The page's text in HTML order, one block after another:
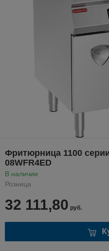
Фритюрница 1100
08WFR4ED
В наличии
Розница
32 111,80 руб.